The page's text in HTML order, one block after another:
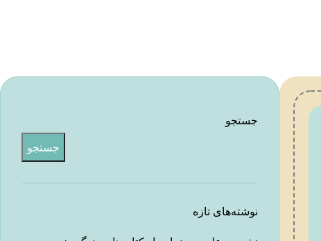
جستجو
جستجو
نوشته‌های تازه